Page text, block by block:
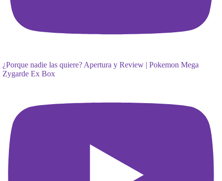
¿Porque nadie las quiere? Apertura y Review | Pokemon Mega
Zygarde Ex Box